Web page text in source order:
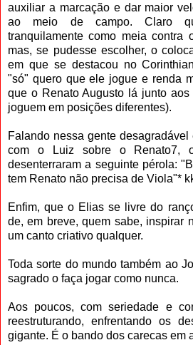
auxiliar a marcação e dar maior
ao meio de campo. Claro
tranquilamente como meia contra
mas, se pudesse escolher, o
em que se destacou no
"só" quero que ele jogue e renda
que o Renato Augusto lá junto aos
joguem em posições diferentes).
Falando nessa gente
com o Luiz sobre o Renato7,
desenterraram a seguinte pérola:
tem Renato não precisa de Viola"*
Enfim, que o Elias se livre do
de, em breve, quem sabe, inspirar
um canto criativo qualquer.
Toda sorte do mundo também ao
sagrado o faça jogar como nunca.
Aos poucos, com seriedade e
reestruturando, enfrentando os
gigante. É o bando dos carecas em